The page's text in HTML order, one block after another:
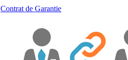
Contrat de Garantie